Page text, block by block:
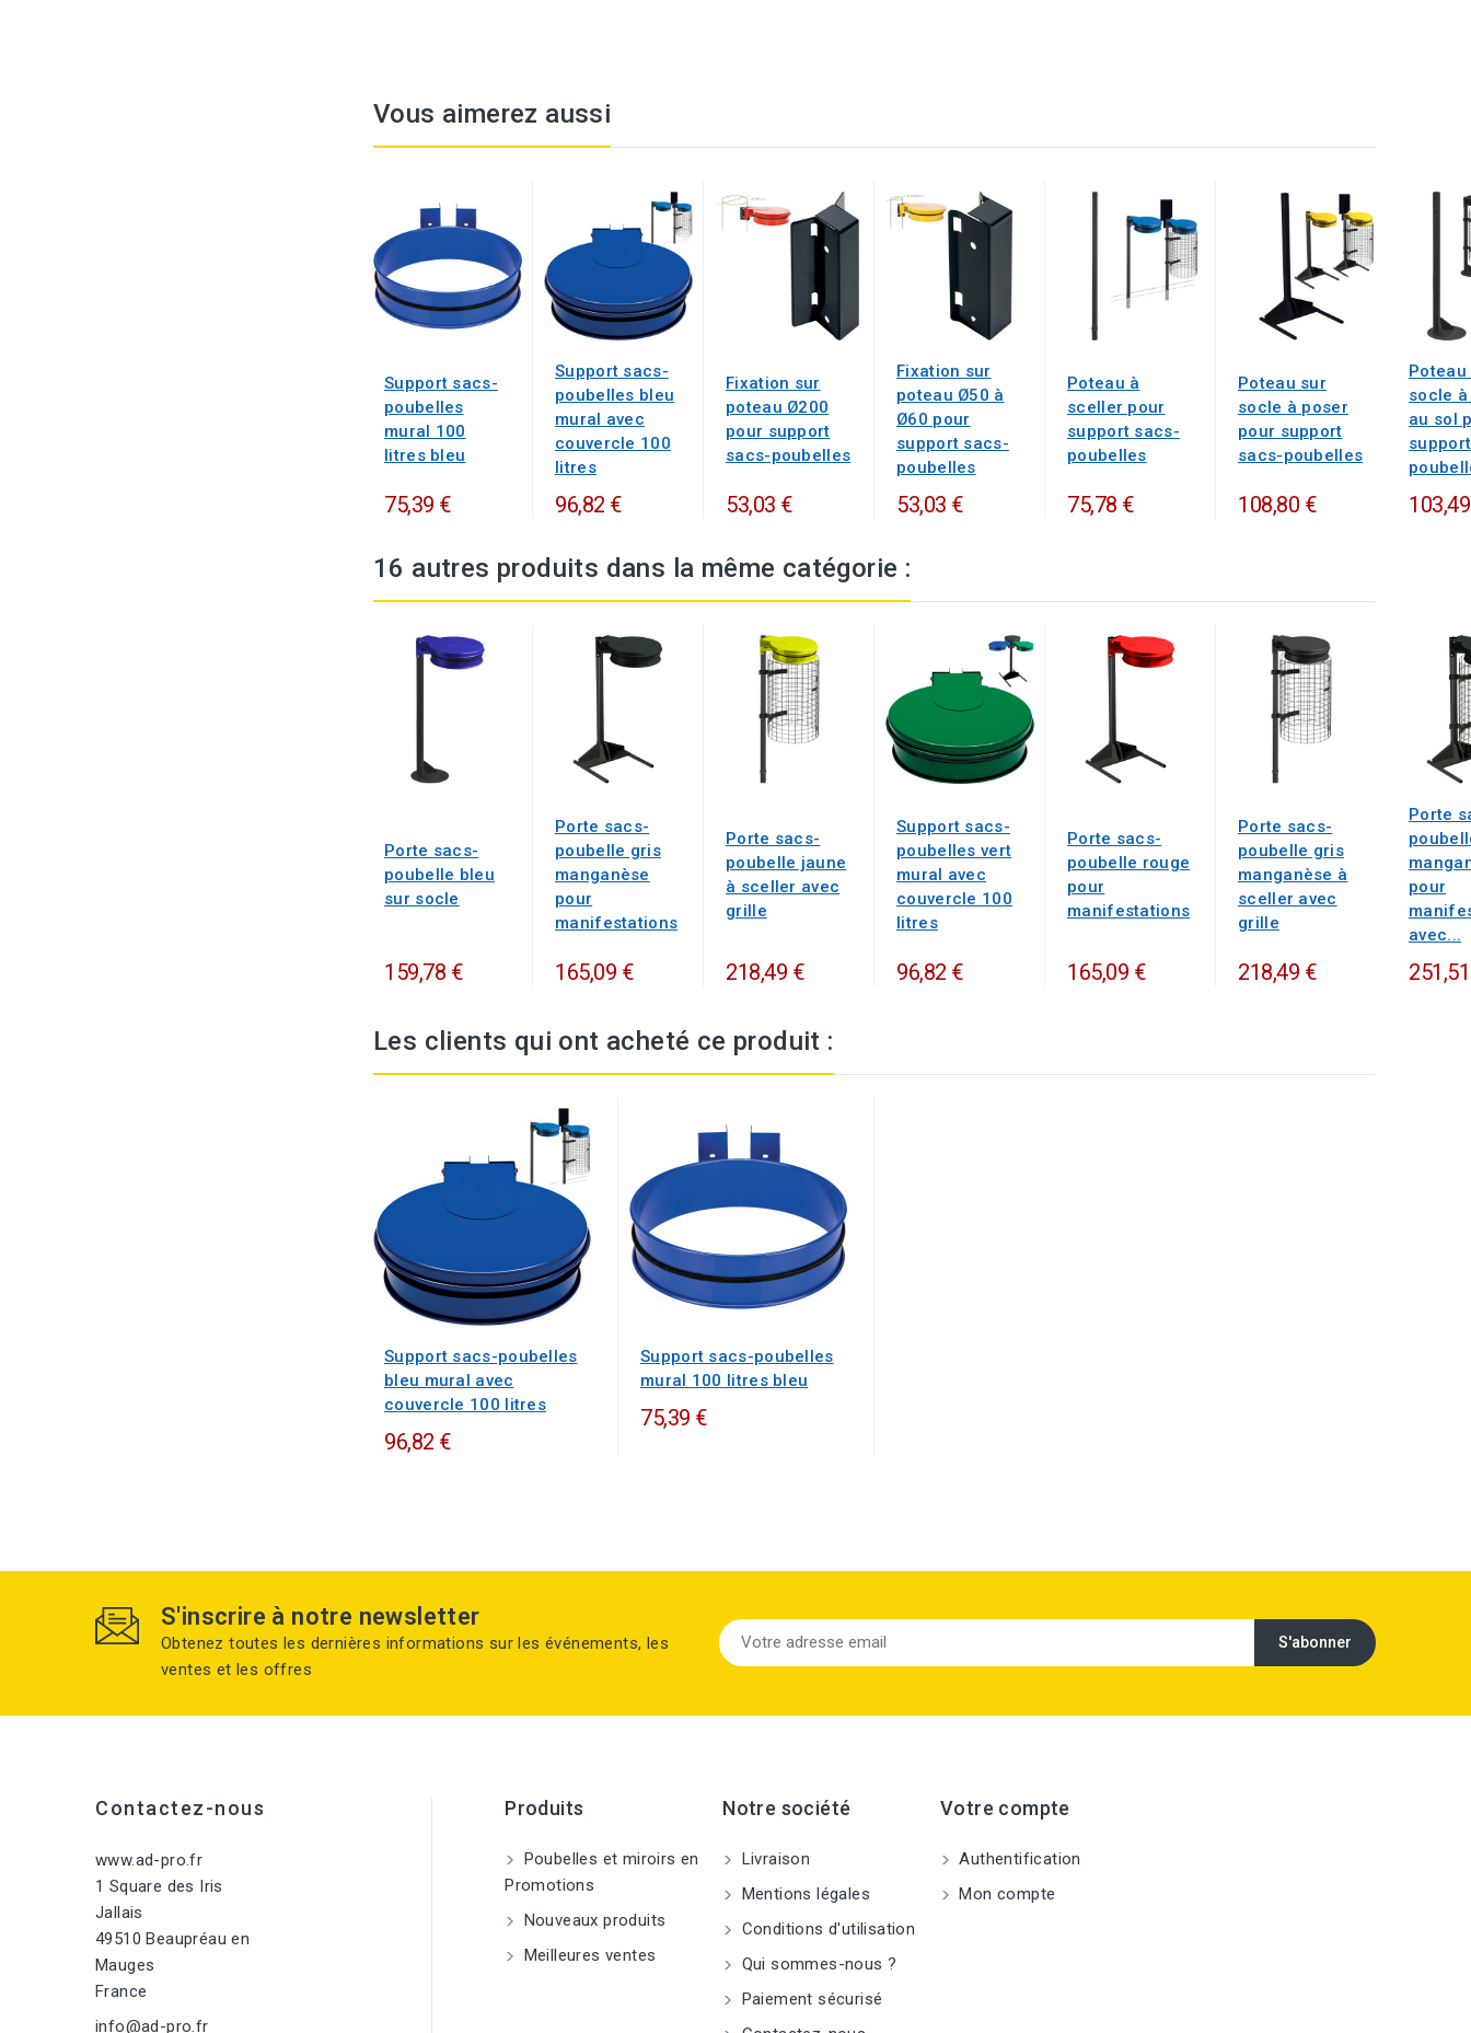
Vous aimerez aussi
Support sacs-
poubelles
mural 100
litres bleu
75,39 €
Support sacs-
poubelles bleu
mural avec
couvercle 100
litres
96,82 €
Fixation sur
poteau Ø200
pour support
sacs-poubelles
53,03 €
Fixation sur
poteau Ø50 à
Ø60 pour
support sacs-
poubelles
53,03 €
Poteau à
sceller pour
support sacs-
poubelles
75,78 €
Poteau sur
socle à poser
pour support
sacs-poubelles
108,80 €
Poteau
socle
au sol
16 autres produits dans la même catégorie :
Porte sacs-
poubelle bleu
sur socle
159,78 €
Porte sacs-
poubelle gris
manganèse
pour
manifestations
165,09 €
Porte sacs-
poubelle jaune
à sceller avec
grille
218,49 €
Support sacs-
poubelles vert
mural avec
couvercle 100
litres
96,82 €
Porte sacs-
poubelle rouge
pour
manifestations
165,09 €
Porte sacs-
poubelle gris
manganèse à
sceller avec
grille
218,49 €
Porte
pour
avec...
Les clients qui ont acheté ce produit :
Support sacs-poubelles
bleu mural avec
couvercle 100 litres
96,82 €
Support sacs-poubelles
mural 100 litres bleu
75,39 €
S'inscrire à notre newsletter
Obtenez toutes les dernières informations sur les événements, les
ventes et les offres
Contactez-nous
www.ad-pro.fr
1 Square des Iris
Jallais
49510 Beaupréau en
Mauges
France
info@ad-pro.fr
Produits
Poubelles et miroirs en
Promotions
Nouveaux produits
Meilleures ventes
Notre société
Livraison
Mentions légales
Conditions d'utilisation
Qui sommes-nous ?
Paiement sécurisé
Votre compte
Authentification
Mon compte